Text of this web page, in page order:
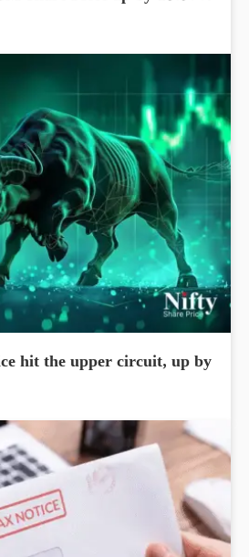
hit the upper circuit, up by